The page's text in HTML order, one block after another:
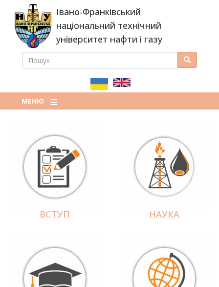
основного
вмісту
Івано-Франківський
національний технічний
університет нафти і газу
ПОШУКОВА
ПОШУК Пошук
МЕНЮ
ВСТУП НАУКА